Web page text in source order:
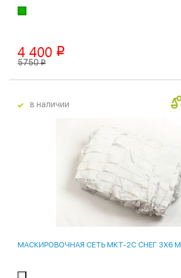
4 400 p
5750p
в наличии
МАСКИРОВОЧНАЯ СЕТЬ МКТ-2С СНЕГ 3Х6 М